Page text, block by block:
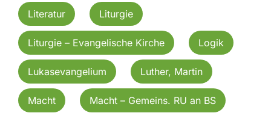
Literatur Liturgie
Liturgie – Evangelische Kirche Logik
Lukasevangelium Luther, Martin
Macht Macht – Gemeins. RU an BS